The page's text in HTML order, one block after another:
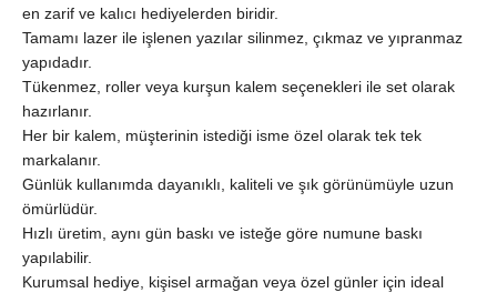
en zarif ve kalıcı hediyelerden biridir.
Tamamı lazer ile işlenen yazılar silinmez, çıkmaz ve yıpranmaz
yapıdadır.
Tükenmez, roller veya kurşun kalem seçenekleri ile set olarak
hazırlanır.
Her bir kalem, müşterinin istediği isme özel olarak tek tek
markalanır.
Günlük kullanımda dayanıklı, kaliteli ve şık görünümüyle uzun
ömürlüdür.
Hızlı üretim, aynı gün baskı ve isteğe göre numune baskı
yapılabilir.
Kurumsal hediye, kişisel armağan veya özel günler için ideal